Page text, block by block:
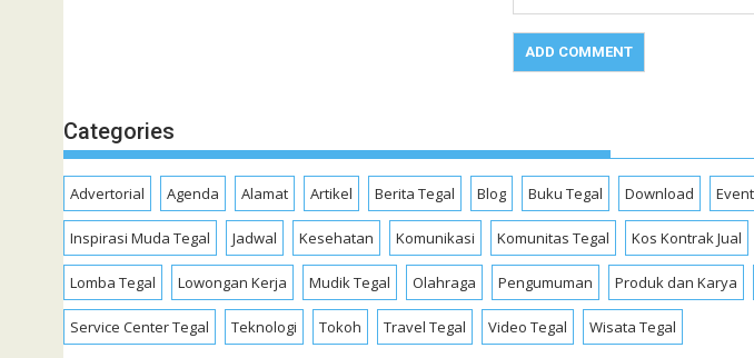
Categories
Advertorial Agenda Alamat Artikel Berita Tegal Blog Buku Tegal Download
Inspirasi Muda Tegal Jadwal Kesehatan Komunikasi Komunitas Tegal Kos Kontrak Jual
Lomba Tegal Lowongan Kerja Mudik Tegal Olahraga Pengumuman Produk dan Karya
Service Center Tegal Teknologi Tokoh Travel Tegal Video Tegal Wisata Tegal